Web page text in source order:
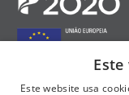
Este website usa